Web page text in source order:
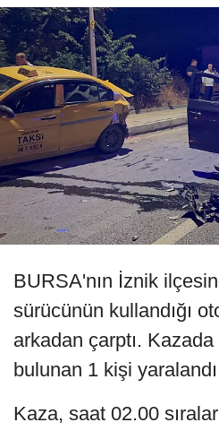
BURSA'nın İznik
sürücünün kullandığı
arkadan çarptı.
bulunan 1 kişi
Kaza, saat 02.00